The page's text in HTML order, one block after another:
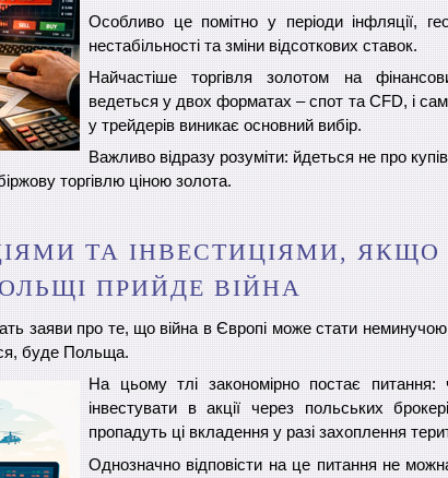
Особливо це помітно у періоди інфляції,
нестабільності та зміни відсоткових ставок.
Найчастіше торгівля золотом на
ведеться у двох форматах – спот та CFD, і
у трейдерів виникає основний вибір.
Важливо відразу розуміти: йдеться не про
торгівлю ціною золота.
ТА ІНВЕСТИЦІЯМИ, ЯКЩО
ПРИЙДЕ ВІЙНА
заяви про те, що війна в Європі може стати
буде Польща.
На цьому тлі закономірно постає
інвестувати в акції через польських
пропадуть ці вкладення у разі захоплення
Однозначно відповісти на це питання не